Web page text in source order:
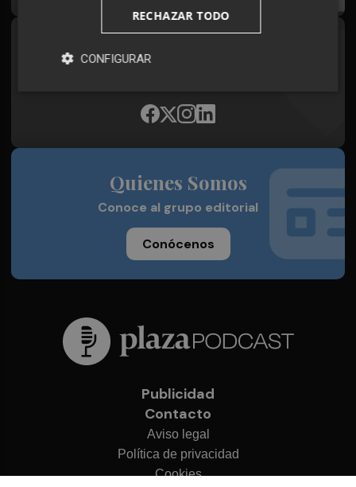
Síguenos en redes
Quienes Somos
Conoce al grupo editorial
Conócenos
Publicidad
Contacto
Aviso legal
Política de privacidad
Cookies
RECHAZAR TODO
CONFIGURAR